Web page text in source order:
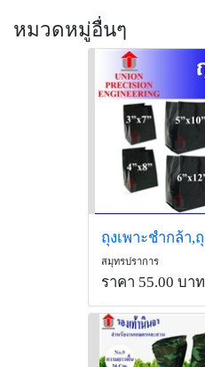
หมวดหมู่อื่นๆ
สมุทรปราการ
ราคา 55.00 บาท